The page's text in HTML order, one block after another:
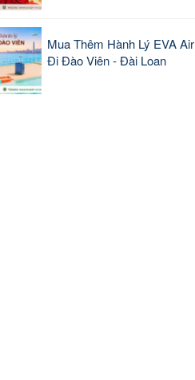
Mua Thêm Hành Lý EVA Air
Đi Đào Viên - Đài Loan